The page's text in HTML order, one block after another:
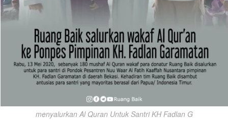
menyalurkan Al Quran Untuk Santri KH Fadlan G